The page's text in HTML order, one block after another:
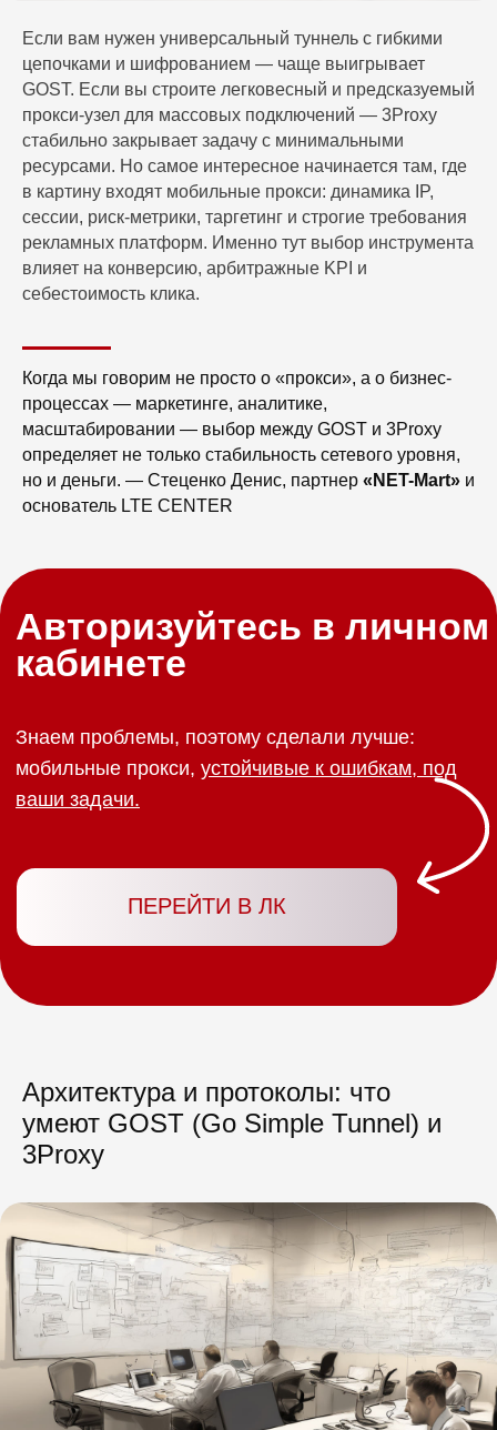
Если вам нужен универсальный туннель с гибкими
цепочками и шифрованием — чаще выигрывает
GOST. Если вы строите легковесный и предсказуемый
прокси-узел для массовых подключений — 3Proxy
стабильно закрывает задачу с минимальными
ресурсами. Но самое интересное начинается там, где
в картину входят мобильные прокси: динамика IP,
сессии, риск-метрики, таргетинг и строгие требования
рекламных платформ. Именно тут выбор инструмента
влияет на конверсию, арбитражные KPI и
себестоимость клика.
Когда мы говорим не просто о «прокси», а о бизнес-
процессах — маркетинге, аналитике,
масштабировании — выбор между GOST и 3Proxy
определяет не только стабильность сетевого уровня,
но и деньги. — Стеценко Денис, партнер «NET-Mart» и
основатель LTE CENTER
Знаем проблемы, поэтому сделали лучше:
ваши задачи.
ПЕРЕЙТИ В ЛК
Авторизуйтесь в личном
кабинете
Архитектура и протоколы: что
умеют GOST (Go Simple Tunnel) и
3Proxy